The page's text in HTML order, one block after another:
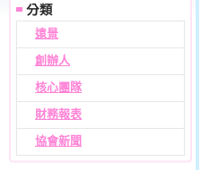
遠景
創辦人
核心團隊
財務報表
協會新聞